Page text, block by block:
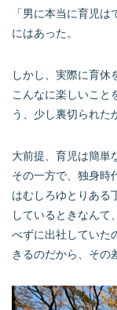
「男に本当に育児
にはあった。
しかし、実際に育休
こんなに楽しいこと
う、少し裏切られた
大前提、育児は簡単
その一方で、独身時
はむしろゆとりある
しているときなんて
べずに出社してい
きるのだから、その